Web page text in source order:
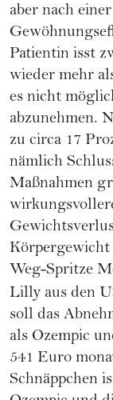
aber nach
Patientin isst
wieder mehr
es nicht
abzunehmen.
zu circa 17
nämlich
Maßnahmen
Körpergewicht
Weg-Spritze
Lilly aus den
soll das
als Ozempic
541 Euro
Schnäppchen